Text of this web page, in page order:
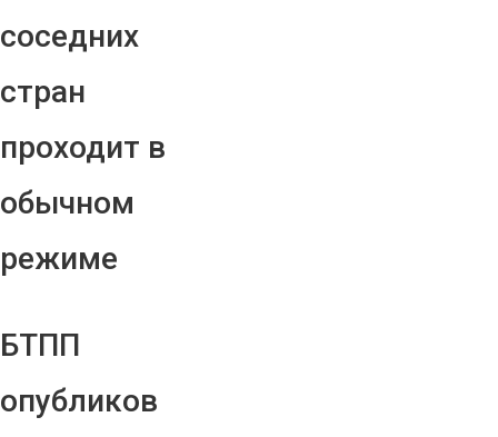
соседних
стран
проходит в
обычном
режиме
БТПП
опубликов